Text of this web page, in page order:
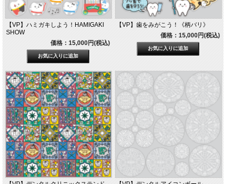
【VP】ハミガキしよう！HAMIGAKI
SHOW
価格：15,000円(税込)
【VP】歯をみがこう！《柄バリ》
価格：15,000円(税込)